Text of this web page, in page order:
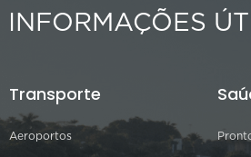
INFORMAÇÕES
Transporte
Aeroportos